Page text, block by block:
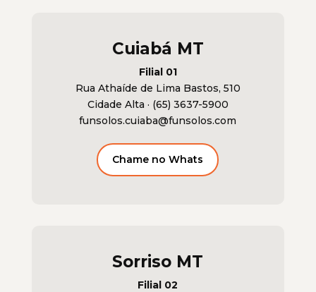
Cuiabá MT
Filial 01
Rua Athaí­de de Lima Bastos, 510
Cidade Alta · (65) 3637-5900
funsolos.cuiaba@funsolos.com
Chame no Whats
Sorriso MT
Filial 02